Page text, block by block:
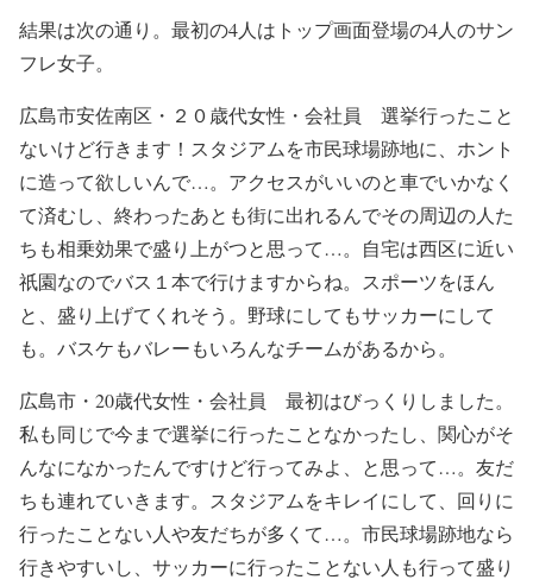
結果は次の通り。最初の4人はトップ画面登場の4人のサン
フレ女子。
広島市安佐南区・２０歳代女性・会社員 選挙行ったこと
ないけど行きます！スタジアムを市民球場跡地に、ホント
に造って欲しいんで…。アクセスがいいのと車でいかなく
て済むし、終わったあとも街に出れるんでその周辺の人た
ちも相乗効果で盛り上がつと思って…。自宅は西区に近い
祇園なのでバス１本で行けますからね。スポーツをほん
と、盛り上げてくれそう。野球にしてもサッカーにして
も。バスケもバレーもいろんなチームがあるから。
広島市・20歳代女性・会社員 最初はびっくりしました。
私も同じで今まで選挙に行ったことなかったし、関心がそ
んなになかったんですけど行ってみよ、と思って…。友だ
ちも連れていきます。スタジアムをキレイにして、回りに
行ったことない人や友だちが多くて…。市民球場跡地なら
行きやすいし、サッカーに行ったことない人も行って盛り